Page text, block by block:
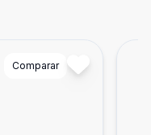
Comparar